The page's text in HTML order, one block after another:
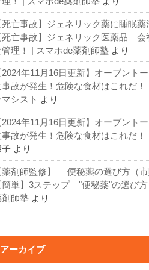
死亡事故】ジェネリック薬に睡眠薬
死亡事故】ジェネリック医薬品 会
管理！ | スマホde薬剤師塾 より
2024年11月16日更新】オーブント
事故が発生！危険な食材はこれだ
シスト
より
2024年11月16日更新】オーブント
事故が発生！危険な食材はこれだ
子 より
薬剤師監修】 便秘薬の選び方（市
簡単】3ステップ "便秘薬"の選び方
剤師塾 より
アーカイブ